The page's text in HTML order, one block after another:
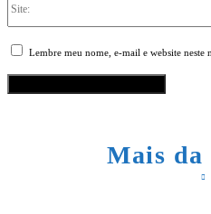
Lembre meu nome, e-mail e website neste
Mais da